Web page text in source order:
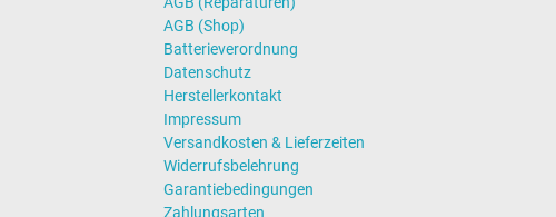
AGB (Shop)
Batterieverordnung
Datenschutz
Herstellerkontakt
Impressum
Versandkosten & Lieferzeiten
Widerrufsbelehrung
Garantiebedingungen
Zahlungsarten